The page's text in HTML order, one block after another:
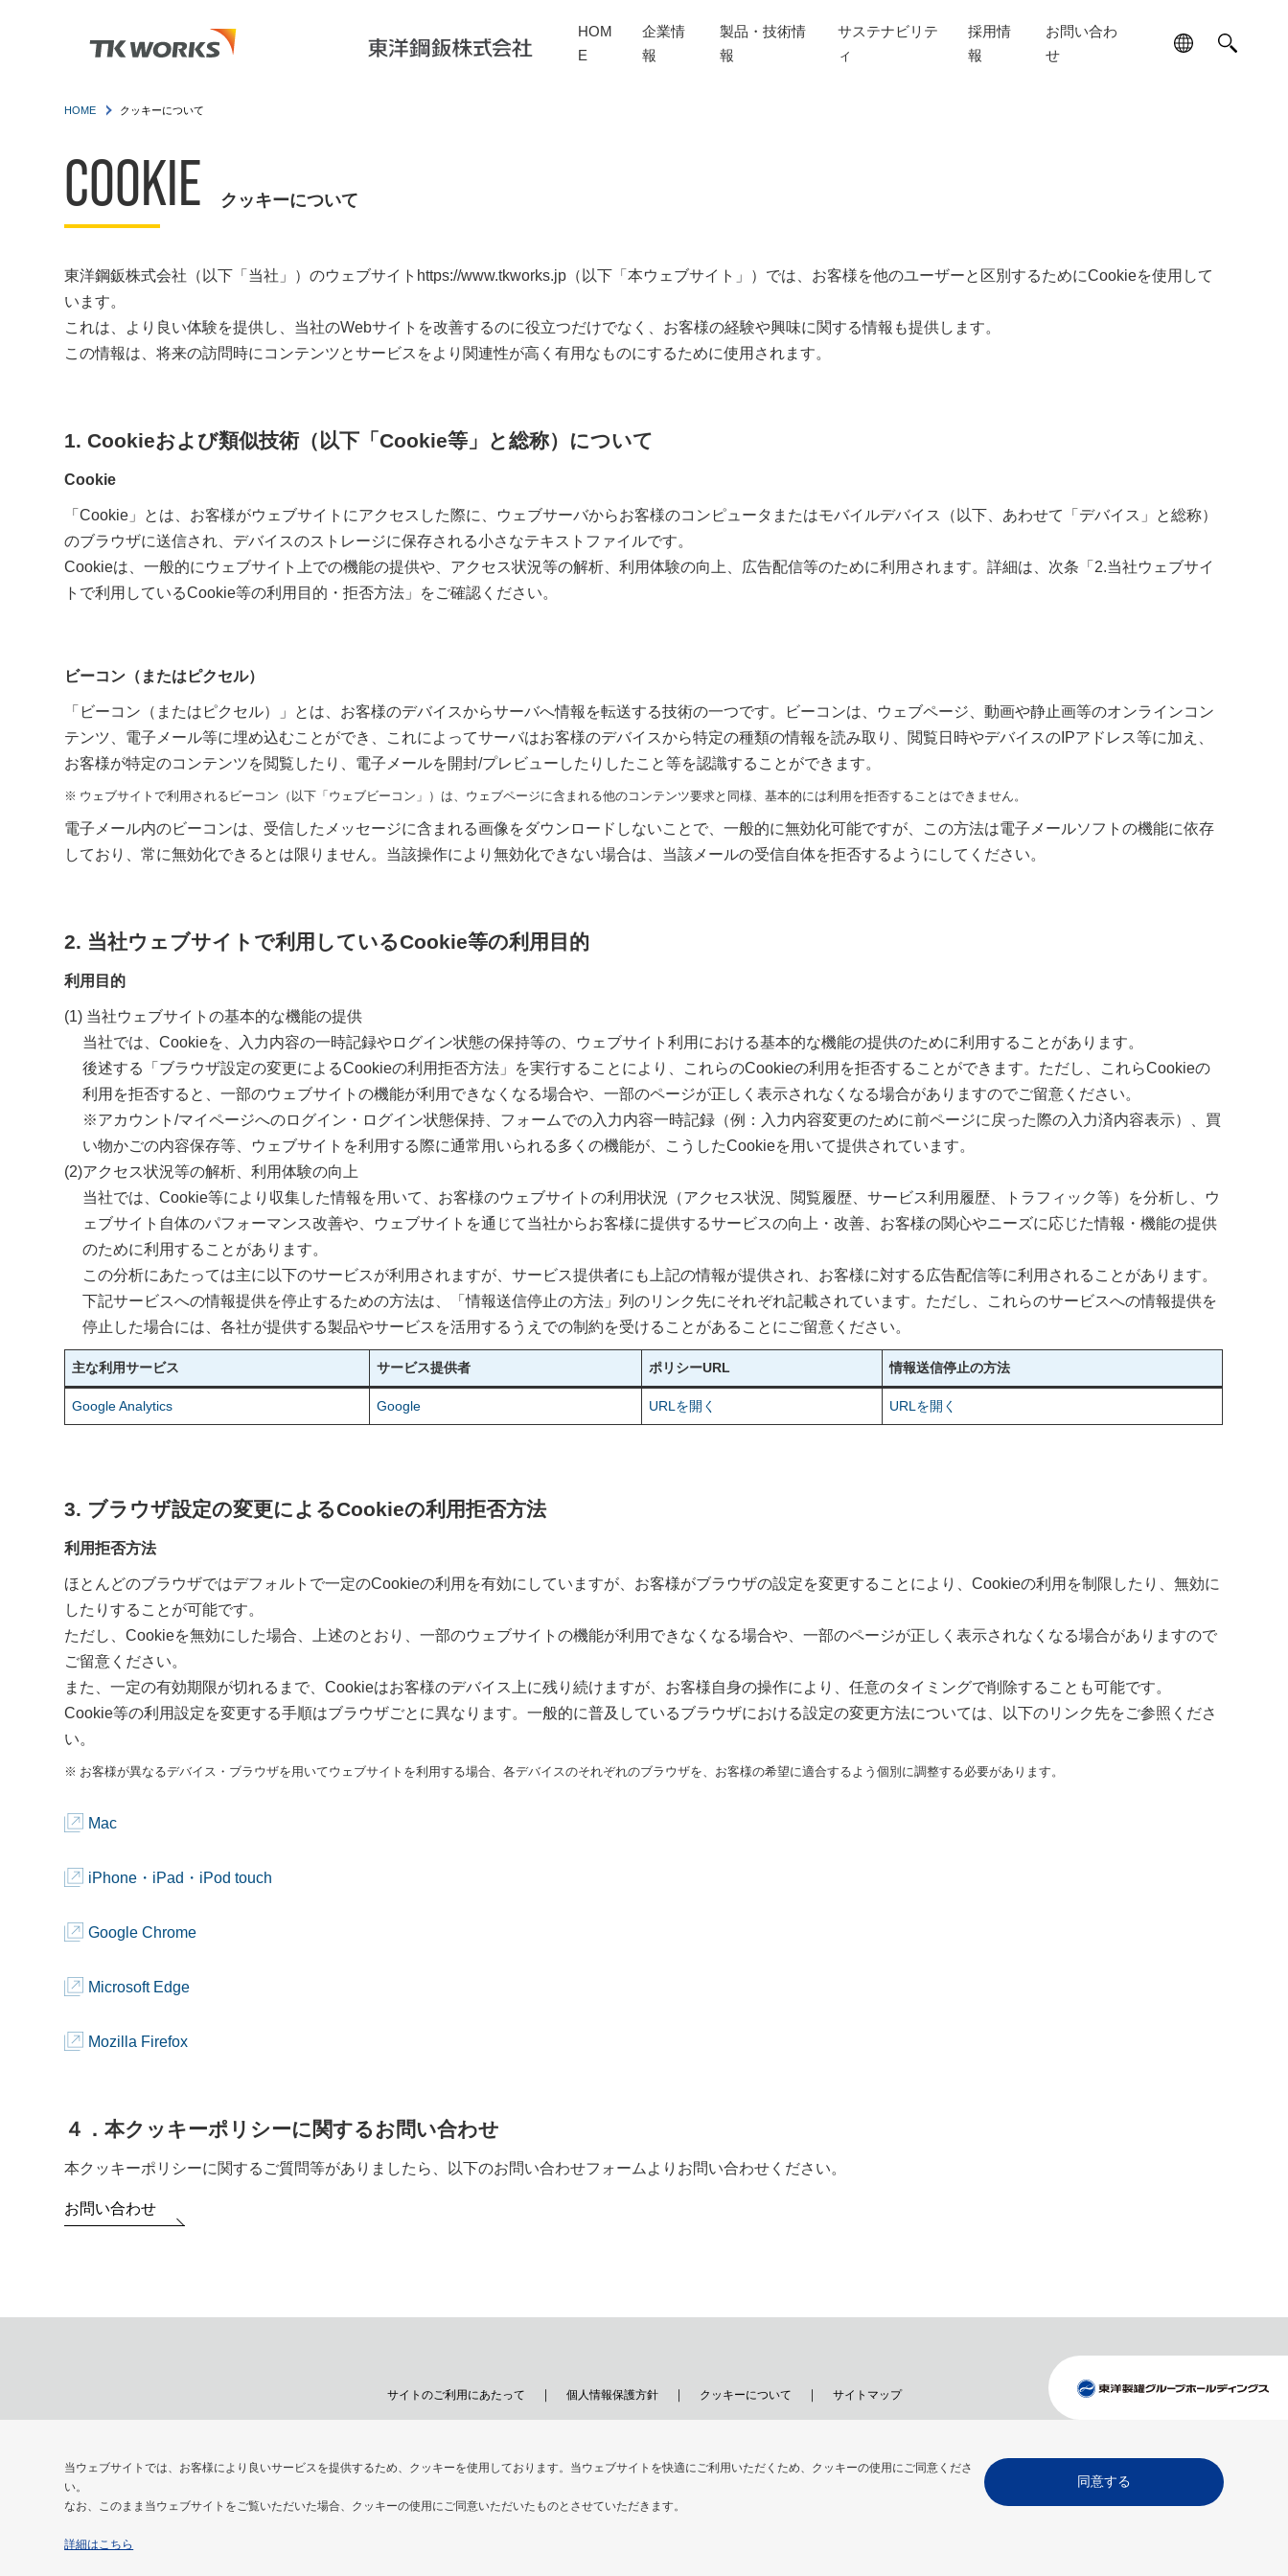
当ウェブサイトでは、お客様により良いサービスを提供するため、クッキーを使用しております。当ウェブサイトを快適にご利用いただくため、クッキーの使用にご同意くださ
い。
なお、このまま当ウェブサイトをご覧いただいた場合、クッキーの使用にご同意いただいたものとさせていただきます。
詳細はこちら
同意する
HOM
E
企業情
報
製品・技術情
報
サステナビリテ
ィ
採用情
報
お問い合わ
せ
HOME クッキーについて
COOKIE クッキーについて
東洋鋼鈑株式会社（以下「当社」）のウェブサイトhttps://www.tkworks.jp（以下「本ウェブサイト」）では、お客様を他のユーザーと区別するためにCookieを使用して
います。
これは、より良い体験を提供し、当社のWebサイトを改善するのに役立つだけでなく、お客様の経験や興味に関する情報も提供します。
この情報は、将来の訪問時にコンテンツとサービスをより関連性が高く有用なものにするために使用されます。
1. Cookieおよび類似技術（以下「Cookie等」と総称）について
Cookie
「Cookie」とは、お客様がウェブサイトにアクセスした際に、ウェブサーバからお客様のコンピュータまたはモバイルデバイス（以下、あわせて「デバイス」と総称）
のブラウザに送信され、デバイスのストレージに保存される小さなテキストファイルです。
Cookieは、一般的にウェブサイト上での機能の提供や、アクセス状況等の解析、利用体験の向上、広告配信等のために利用されます。詳細は、次条「2.当社ウェブサイ
トで利用しているCookie等の利用目的・拒否方法」をご確認ください。
ビーコン（またはピクセル）
「ビーコン（またはピクセル）」とは、お客様のデバイスからサーバへ情報を転送する技術の一つです。ビーコンは、ウェブページ、動画や静止画等のオンラインコン
テンツ、電子メール等に埋め込むことができ、これによってサーバはお客様のデバイスから特定の種類の情報を読み取り、閲覧日時やデバイスのIPアドレス等に加え、
お客様が特定のコンテンツを閲覧したり、電子メールを開封/プレビューしたりしたこと等を認識することができます。
ウェブサイトで利用されるビーコン（以下「ウェブビーコン」）は、ウェブページに含まれる他のコンテンツ要求と同様、基本的には利用を拒否することはできません。
電子メール内のビーコンは、受信したメッセージに含まれる画像をダウンロードしないことで、一般的に無効化可能ですが、この方法は電子メールソフトの機能に依存
しており、常に無効化できるとは限りません。当該操作により無効化できない場合は、当該メールの受信自体を拒否するようにしてください。
2. 当社ウェブサイトで利用しているCookie等の利用目的
利用目的
当社ウェブサイトの基本的な機能の提供
当社では、Cookieを、入力内容の一時記録やログイン状態の保持等の、ウェブサイト利用における基本的な機能の提供のために利用することがあります。
後述する「ブラウザ設定の変更によるCookieの利用拒否方法」を実行することにより、これらのCookieの利用を拒否することができます。ただし、これらCookieの
利用を拒否すると、一部のウェブサイトの機能が利用できなくなる場合や、一部のページが正しく表示されなくなる場合がありますのでご留意ください。
※アカウント/マイページへのログイン・ログイン状態保持、フォームでの入力内容一時記録（例：入力内容変更のために前ページに戻った際の入力済内容表示）、買
い物かごの内容保存等、ウェブサイトを利用する際に通常用いられる多くの機能が、こうしたCookieを用いて提供されています。
アクセス状況等の解析、利用体験の向上
当社では、Cookie等により収集した情報を用いて、お客様のウェブサイトの利用状況（アクセス状況、閲覧履歴、サービス利用履歴、トラフィック等）を分析し、ウ
ェブサイト自体のパフォーマンス改善や、ウェブサイトを通じて当社からお客様に提供するサービスの向上・改善、お客様の関心やニーズに応じた情報・機能の提供
のために利用することがあります。
この分析にあたっては主に以下のサービスが利用されますが、サービス提供者にも上記の情報が提供され、お客様に対する広告配信等に利用されることがあります。
下記サービスへの情報提供を停止するための方法は、「情報送信停止の方法」列のリンク先にそれぞれ記載されています。ただし、これらのサービスへの情報提供を
停止した場合には、各社が提供する製品やサービスを活用するうえでの制約を受けることがあることにご留意ください。
主な利用サービス サービス提供者 ポリシーURL 情報送信停止の方法
Google Analytics Google URLを開く URLを開く
3. ブラウザ設定の変更によるCookieの利用拒否方法
利用拒否方法
ほとんどのブラウザではデフォルトで一定のCookieの利用を有効にしていますが、お客様がブラウザの設定を変更することにより、Cookieの利用を制限したり、無効に
したりすることが可能です。
ただし、Cookieを無効にした場合、上述のとおり、一部のウェブサイトの機能が利用できなくなる場合や、一部のページが正しく表示されなくなる場合がありますので
ご留意ください。
また、一定の有効期限が切れるまで、Cookieはお客様のデバイス上に残り続けますが、お客様自身の操作により、任意のタイミングで削除することも可能です。
Cookie等の利用設定を変更する手順はブラウザごとに異なります。一般的に普及しているブラウザにおける設定の変更方法については、以下のリンク先をご参照くださ
い。
お客様が異なるデバイス・ブラウザを用いてウェブサイトを利用する場合、各デバイスのそれぞれのブラウザを、お客様の希望に適合するよう個別に調整する必要があります。
Mac
iPhone・iPad・iPod touch
Google Chrome
Microsoft Edge
Mozilla Firefox
４．本クッキーポリシーに関するお問い合わせ
本クッキーポリシーに関するご質問等がありましたら、以下のお問い合わせフォームよりお問い合わせください。
お問い合わせ
サイトのご利用にあたって 個人情報保護方針 クッキーについて サイトマップ